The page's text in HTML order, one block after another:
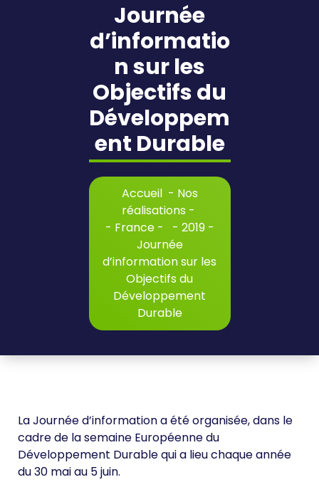
Journée
d’informatio
n sur les
Objectifs du
Développem
ent Durable
Accueil- Nos
réalisations-
- France- - 2019-
Journée
d’information sur les
Objectifs du
Développement
Durable
La Journée d’information a été organisée, dans le
cadre de la semaine Européenne du
Développement Durable qui a lieu chaque année
du 30 mai au 5 juin.